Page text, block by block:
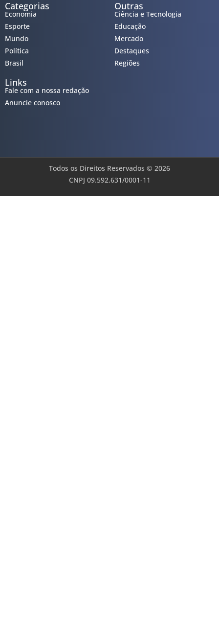
Categorias
Economia
Esporte
Mundo
Política
Brasil
Outras
Ciência e Tecnologia
Educação
Mercado
Destaques
Regiões
Links
Fale com a nossa redação
Anuncie conosco
Todos os Direitos Reservados © 2026
CNPJ 09.592.631/0001-11